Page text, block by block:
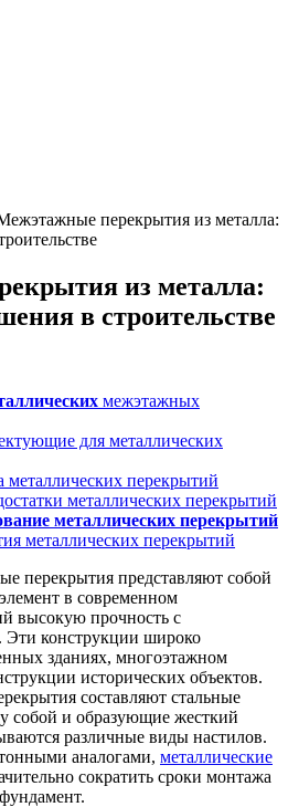
перекрытия из металла:
из металла:
в строительстве
межэтажных
для металлических
металлических перекрытий
металлических перекрытий
металлических перекрытий
металлических перекрытий
перекрытия представляют собой
в современном
высокую прочность с
Эти конструкции широко
зданиях, многоэтажном
исторических объектов.
составляют стальные
собой и образующие жесткий
различные виды настилов.
аналогами, металлические
сократить сроки монтажа